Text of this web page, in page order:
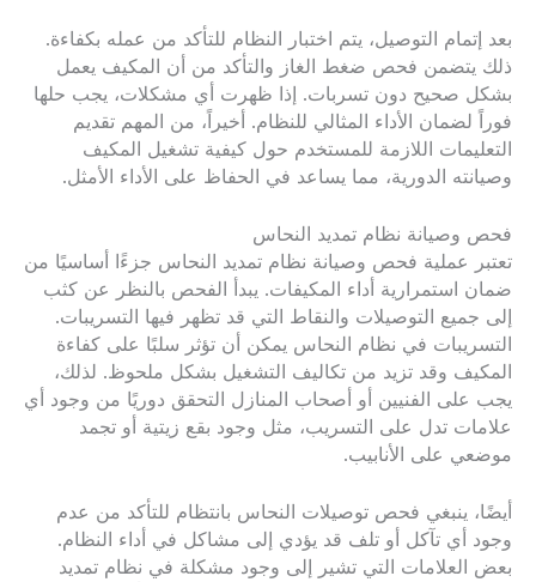
بعد إتمام التوصيل، يتم اختبار النظام للتأكد من عمله بكفاءة.
ذلك يتضمن فحص ضغط الغاز والتأكد من أن المكيف يعمل
بشكل صحيح دون تسربات. إذا ظهرت أي مشكلات، يجب حلها
فوراً لضمان الأداء المثالي للنظام. أخيراً، من المهم تقديم
التعليمات اللازمة للمستخدم حول كيفية تشغيل المكيف
وصيانته الدورية، مما يساعد في الحفاظ على الأداء الأمثل.
فحص وصيانة نظام تمديد النحاس
تعتبر عملية فحص وصيانة نظام تمديد النحاس جزءًا أساسيًا من
ضمان استمرارية أداء المكيفات. يبدأ الفحص بالنظر عن كثب
إلى جميع التوصيلات والنقاط التي قد تظهر فيها التسريبات.
التسريبات في نظام النحاس يمكن أن تؤثر سلبًا على كفاءة
المكيف وقد تزيد من تكاليف التشغيل بشكل ملحوظ. لذلك،
يجب على الفنيين أو أصحاب المنازل التحقق دوريًا من وجود أي
علامات تدل على التسريب، مثل وجود بقع زيتية أو تجمد
موضعي على الأنابيب.
أيضًا، ينبغي فحص توصيلات النحاس بانتظام للتأكد من عدم
وجود أي تآكل أو تلف قد يؤدي إلى مشاكل في أداء النظام.
بعض العلامات التي تشير إلى وجود مشكلة في نظام تمديد